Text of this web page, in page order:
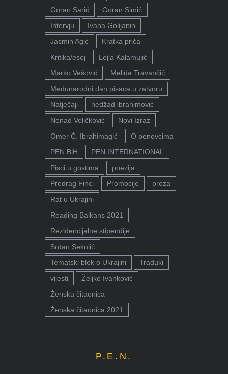
Goran Sarić
Goran Simić
Intervju
Ivana Golijanin
Jasmin Agić
Kratka priča
Kritika/esej
Lejla Kalamujić
Marko Vešović
Melida Travančić
Međunarodni dan pisaca u zatvoru
Natječaji
nedžad ibrahimović
Nenad Veličković
Novi Izraz
Omer Ć. Ibrahimagić
O penovcima
PEN BiH
PEN INTERNATIONAL
Pisci u gostima
poezija
Predrag Finci
Promocije
proza
Rat u Ukrajini
Reading Balkans 2021
Rezidencijalne stipendije
Srđan Sekulić
Tematski blok o Ukrajini
Traduki
vijesti
Željko Ivanković
Ženska čitaonica
Ženska čitaonica 2021
P.E.N.